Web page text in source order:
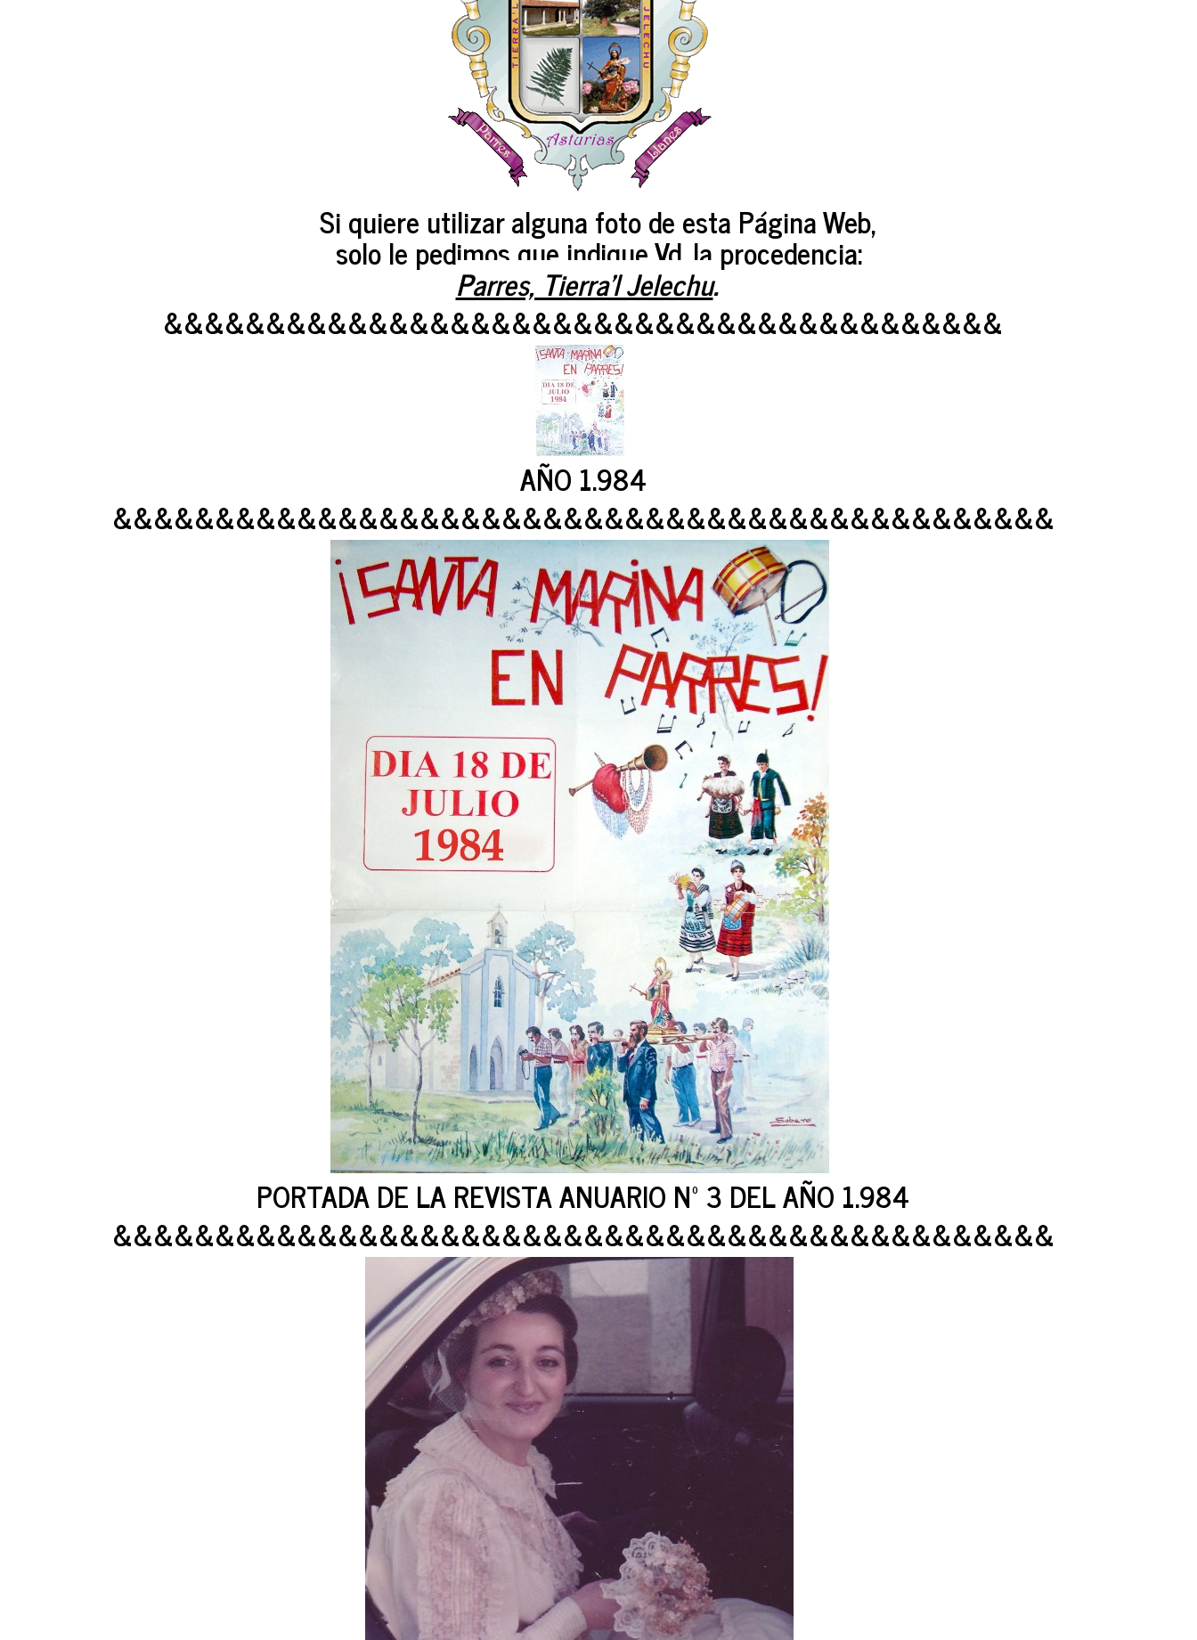
Si quiere utilizar alguna foto de esta Página Web,
solo le pedimos que indique Vd. la procedencia:
Parres, Tierra'l Jelechu.
&&&&&&&&&&&&&&&&&&&&&&&&&&&&&&&&&&&&&&&&&
AÑO 1.984
&&&&&&&&&&&&&&&&&&&&&&&&&&&&&&&&&&&&&&&&&&&&&&
PORTADA DE LA REVISTA ANUARIO Nº 3 DEL AÑO 1.984
&&&&&&&&&&&&&&&&&&&&&&&&&&&&&&&&&&&&&&&&&&&&&&